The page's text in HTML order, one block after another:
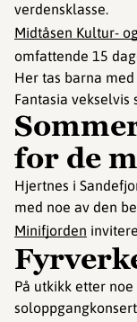
verdensklasse.
Midtåsen Kultur-
omfattende 15
Her tas barna
Fantasia vekselvis
for de
Hjertnes i
med noe av den
Minifjorden
På utkikk etter